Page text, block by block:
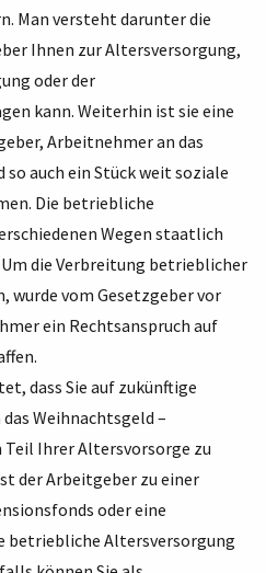
Man versteht darunter die
Ihnen zur Altersversorgung,
oder der
kann. Weiterhin ist sie eine
Arbeitnehmer an das
auch ein Stück weit soziale
Die betriebliche
Wegen staatlich
die Verbreitung betrieblicher
wurde vom Gesetzgeber vor
ein Rechtsanspruch auf
dass Sie auf zukünftige
Weihnachtsgeld –
Teil Ihrer Altersvorsorge zu
der Arbeitgeber zu einer
oder eine
betriebliche Altersversorgung